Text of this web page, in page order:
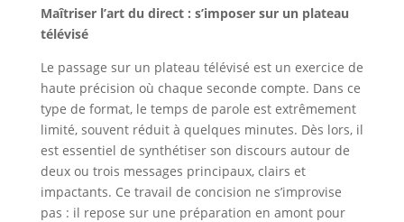
Maîtriser l’art du direct : s’imposer sur un plateau
télévisé
Le passage sur un plateau télévisé est un exercice de
haute précision où chaque seconde compte. Dans ce
type de format, le temps de parole est extrêmement
limité, souvent réduit à quelques minutes. Dès lors, il
est essentiel de synthétiser son discours autour de
deux ou trois messages principaux, clairs et
impactants. Ce travail de concision ne s’improvise
pas : il repose sur une préparation en amont pour